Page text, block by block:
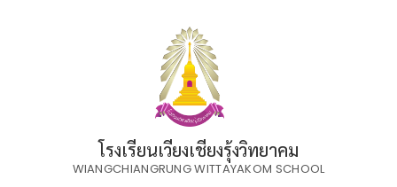
โรงเรียนเวียงเชียงรุ้งวิทยาคม
WIANGCHIANGRUNG WITTAYAKOM SCHOOL